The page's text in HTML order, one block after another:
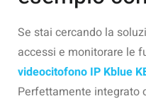
Se stai cercando la
accessi e monitorare le
videocitofono IP Kblue
Perfettamente integrato